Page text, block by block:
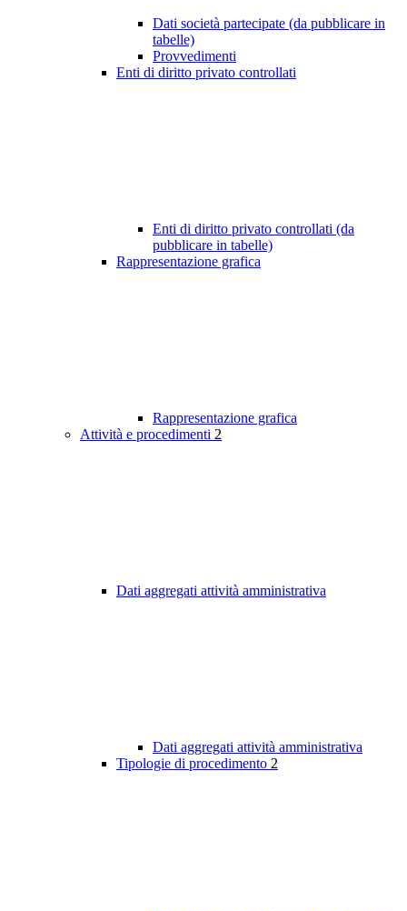
Dati società partecipate (da pubblicare in
tabelle)
Provvedimenti
Enti di diritto privato controllati
Enti di diritto privato controllati (da
pubblicare in tabelle)
Rappresentazione grafica
Rappresentazione grafica
Attività e procedimenti 2
Dati aggregati attività amministrativa
Dati aggregati attività amministrativa
Tipologie di procedimento 2